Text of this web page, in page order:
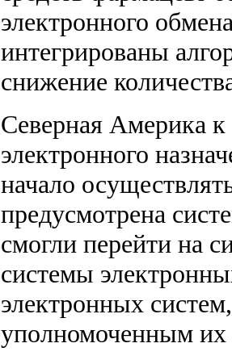
электронного
интегрированы
снижение
Северная Америка
электронного
начало
предусмотрена
смогли перейти на
системы
электронных
уполномоченным их